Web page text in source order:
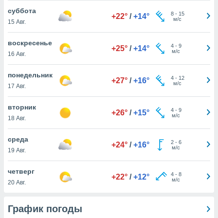
действия
на веб-
основе.
в нашей
cookie
cookie
в
нашего
ВЫ
суббота
15 Авг.
+22° / +14° 8- 15
м/с
воскресенье
16 Авг.
+25° / +14° 4- 9
м/с
понедельник
17 Авг.
+27° / +16° 4- 12
м/с
вторник
18 Авг.
+26° / +15° 4- 9
м/с
среда
19 Авг.
+24° / +16° 2- 6
м/с
четверг
20 Авг.
+22° / +12° 4- 8
м/с
График погоды